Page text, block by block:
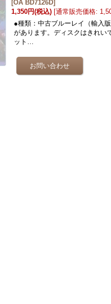
[OA BD7126D]
1,350円(税込) [通常販売価格:
●種類：中古ブルーレイ（輸入
があります。ディスクはきれい
ット…